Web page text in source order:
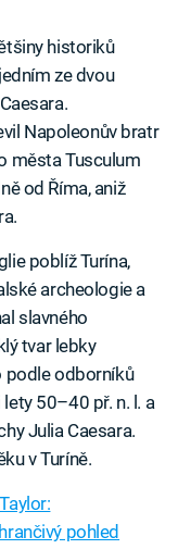
historiků
ze dvou
Napoleonův bratr
města Tusculum
od Říma, aniž
poblíž Turína,
archeologie a
slavného
tvar lebky
podle odborníků
50–40 př. n. l. a
Julia Caesara.
v Turíně.
pohled